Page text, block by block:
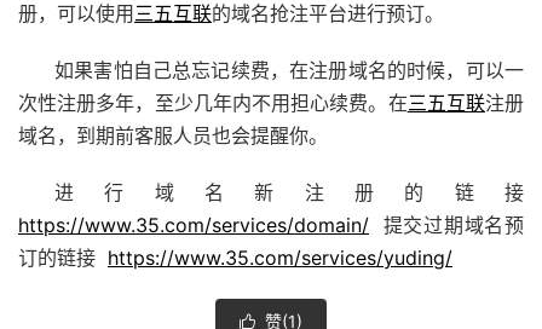
册，可以使用 三五互联的域名抢注平台进行预订。
如果害怕自己总忘记续费，在注册域名的时候，可以一
次性注册多年，至少几年内不用担心续费。在三五互联注册
域名，到期前客服人员也会提醒你。
进行域名新注册的链接
https://www.35.com/services/domain/ 提交过期域名预
订的链接 https://www.35.com/services/yuding/
 赞(1)